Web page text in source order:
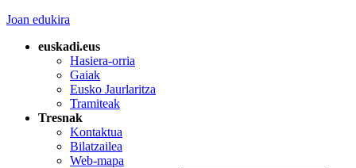
Joan edukira
euskadi.eus
Hasiera-orria
Gaiak
Eusko Jaurlaritza
Tramiteak
Tresnak
Kontaktua
Bilatzailea
Web-mapa